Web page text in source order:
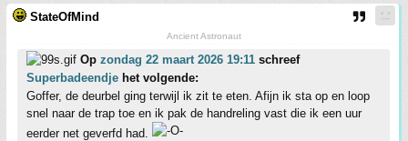
StateOfMind
Ancient Astronaut
Op zondag 22 maart 2026 19:11 schreef
Superbadeendje het volgende:
Goffer, de deurbel ging terwijl ik zit te eten. Afijn ik sta op en loop
snel naar de trap toe en ik pak de handreling vast die ik een uur
eerder net geverfd had.